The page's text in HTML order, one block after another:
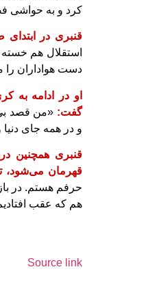
کرد و به حواشی
قنبری در
استقلال هم
دست هواداران را
او در ادامه به
گفت: «من قصد
و در همه جای دنیا
قنبری همچنین
قهرمان می‌شود،
حرفم هستم. در
هم که عقب
Source link